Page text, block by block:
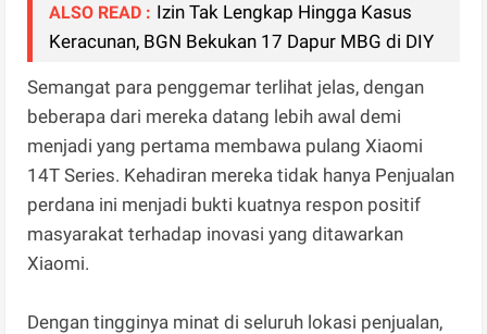
ALSO READ : ​Izin Tak Lengkap Hingga Kasus
Keracunan, BGN Bekukan 17 Dapur MBG di DIY
Semangat para penggemar terlihat jelas, dengan
beberapa dari mereka datang lebih awal demi
menjadi yang pertama membawa pulang Xiaomi
14T Series. Kehadiran mereka tidak hanya Penjualan
perdana ini menjadi bukti kuatnya respon positif
masyarakat terhadap inovasi yang ditawarkan
Xiaomi.
Dengan tingginya minat di seluruh lokasi penjualan,